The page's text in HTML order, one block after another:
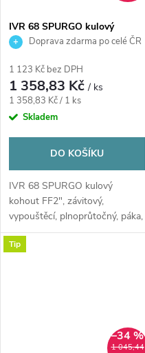
IVR 68 SPURGO kulový
kohout FF2", závitový,
páka, voda, poniklovaný
Doprava zdarma po celé ČR
1 123 Kč bez DPH
1 358,83 Kč/ ks
Měrná
cena:
1 358,83 Kč / 1 ks
Skladem
DO KOŠÍKU
IVR 68 SPURGO kulový
kohout FF2", závitový,
vypouštěcí, plnoprůtočný, páka,
voda, poniklovaný
Tip
1 045,44
–34 %